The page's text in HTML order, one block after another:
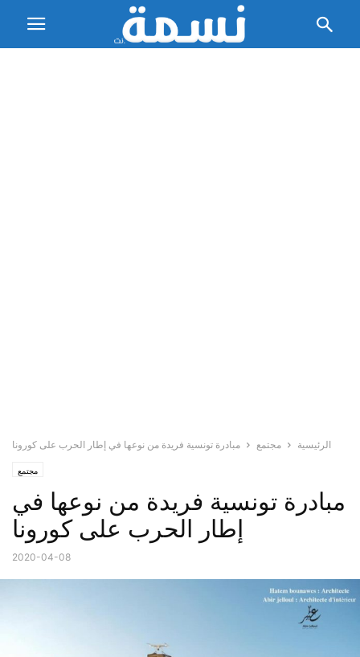
الرئيسية مجتمع مبادرة تونسية فريدة من نوعها في إطار الحرب على كورونا
مجتمع
مبادرة تونسية فريدة من نوعها في
إطار الحرب على كورونا
2020-04-08